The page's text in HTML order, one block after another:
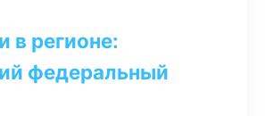
в регионе:
федеральный